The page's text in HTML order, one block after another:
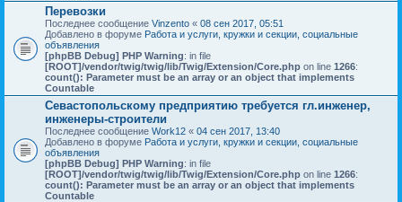
Перевозки
Последнее сообщение Vinzento « 08 сен 2017, 05:51
Добавлено в форуме Работа и услуги, кружки и секции, социальные
объявления
[phpBB Debug] PHP Warning: in file
[ROOT]/vendor/twig/twig/lib/Twig/Extension/Core.php on line 1266:
count(): Parameter must be an array or an object that implements
Countable
Севастопольскому предприятию требуется гл.инженер,
инженеры-строители
Последнее сообщение Work12 « 04 сен 2017, 13:40
Добавлено в форуме Работа и услуги, кружки и секции, социальные
объявления
[phpBB Debug] PHP Warning: in file
[ROOT]/vendor/twig/twig/lib/Twig/Extension/Core.php on line 1266:
count(): Parameter must be an array or an object that implements
Countable